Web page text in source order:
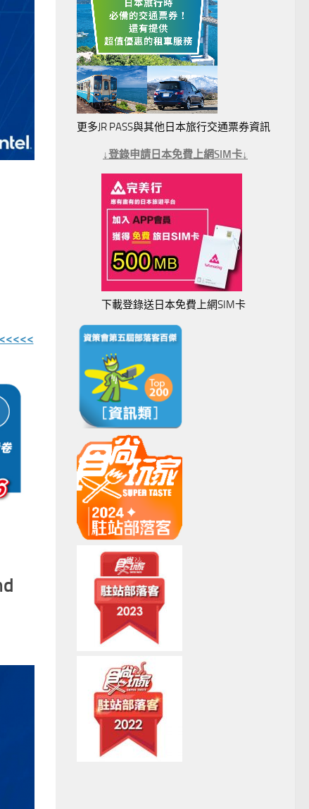
更多JR PASS與其他日本旅行交通票券資訊
↓登錄申請日本免費上網SIM卡↓
下載登錄送日本免費上網SIM卡